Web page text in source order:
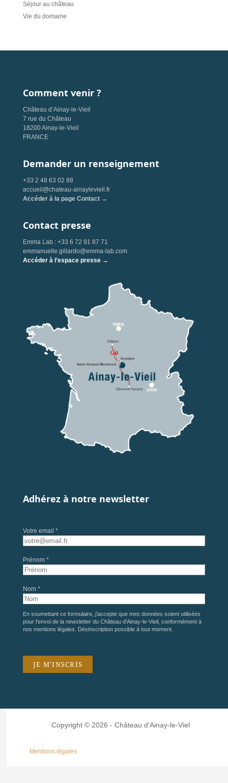
Séjour au château
Vie du domaine
Comment venir ?
Château d’Ainay-le-Vieil
7 rue du Château
18200 Ainay-le-Vieil
FRANCE
Demander un renseignement
+33 2 48 63 02 88
accueil@chateau-ainaylevieil.fr
Accéder à la page Contact →
Contact presse
Emma Lab : +33 6 72 91 87 71
emmanuelle.gillardo@emma-lab.com
Accéder à l’espace presse →
Adhérez à notre newsletter
Votre email *
Prénom *
Nom *
En soumettant ce formulaire, j'accepte que mes données soient utilisées
pour l'envoi de la newsletter du Château d'Ainay-le-Vieil, conformément à
nos mentions légales . Désinscription possible à tout moment.
Copyright © 2026 - Château d'Ainay-le-Viel
Mentions légales